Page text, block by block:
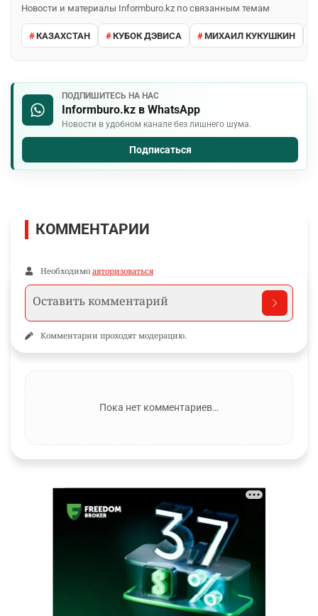
Новости и материалы Informburo.kz по связанным темам
КАЗАХСТАН КУБОК ДЭВИСА МИХАИЛ КУКУШКИН
ПОДПИШИТЕСЬ НА НАС
Informburo.kz в WhatsApp
Новости в удобном канале без лишнего шума.
Подписаться
КОММЕНТАРИИ
Необходимо авторизоваться
Комментарии проходят модерацию.
Пока нет комментариев…